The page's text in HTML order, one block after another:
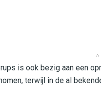
is ook bezig aan een
terwijl in de al